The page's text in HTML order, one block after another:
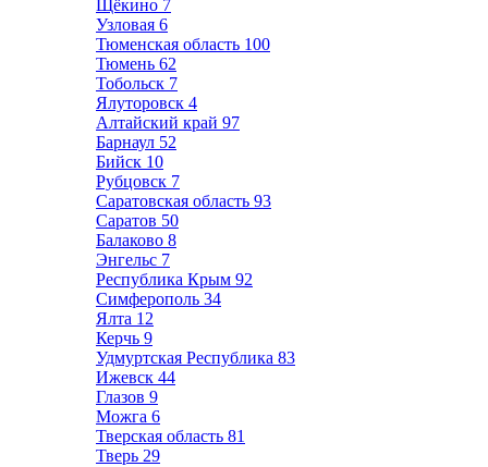
Щёкино 7
Узловая 6
Тюменская область 100
Тюмень 62
Тобольск 7
Ялуторовск 4
Алтайский край 97
Барнаул 52
Бийск 10
Рубцовск 7
Саратовская область 93
Саратов 50
Балаково 8
Энгельс 7
Республика Крым 92
Симферополь 34
Ялта 12
Керчь 9
Удмуртская Республика 83
Ижевск 44
Глазов 9
Можга 6
Тверская область 81
Тверь 29